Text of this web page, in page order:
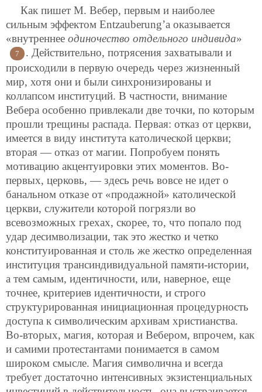
Как пишет М. Вебер, первым и наиболее
сильным эффектом Entzauberung’а оказывается
«внутреннее одиночество отдельного индивида»
7
. Действительно, потрясения захватывали и
происходили в первую очередь через жизненный
мир, хотя они и были синхронизированы и
коллапсом институций. В частности, внимание
Вебера особенно привлекали две точки, по которым
прошли трещины распада. Первая: отказ от церкви,
имеется в виду института католической церкви;
вторая — отказ от магии. Попробуем понять
мотивацию акцентуировки этих моментов. Во-
первых, церковь, — здесь речь вовсе не идет о
банальном отказе от «продажной» католической
церкви, служители которой погрязли во
всевозможных грехах, скорее, то, что попало под
удар десимволизации, так это жестко и четко
конституированная и столь же жестко определенная
институция трансиндивидуальной памяти-истории,
а тем самым, идентичности, или, наверное, еще
точнее, критериев идентичности, и строго
структурированная инициационная процедурность
доступа к символическим архивам христианства.
Во-вторых, магия, которая и Вебером, впрочем, как
и самими протестантами понимается в самом
широком смысле. Магия символична и всегда
требует достаточно интенсивных экзистенциальных